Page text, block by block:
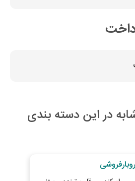
در این دسته بندی